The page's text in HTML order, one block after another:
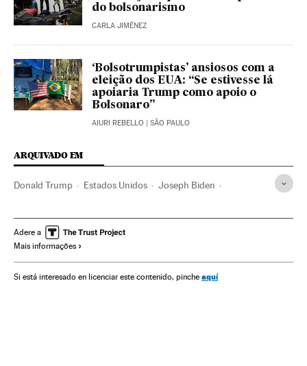
do bolsonarismo
CARLA JIMÉNEZ
‘Bolsotrumpistas’ ansiosos com a
eleição dos EUA: “Se estivesse lá
apoiaria Trump como apoio o
Bolsonaro”
AIURI REBELLO | SÃO PAULO
ARQUIVADO EM
Donald Trump Estados Unidos Joseph Biden
América Eleições EUA 2020
Adere a
Mais informações
Si está interesado en licenciar este contenido, pinche aquí